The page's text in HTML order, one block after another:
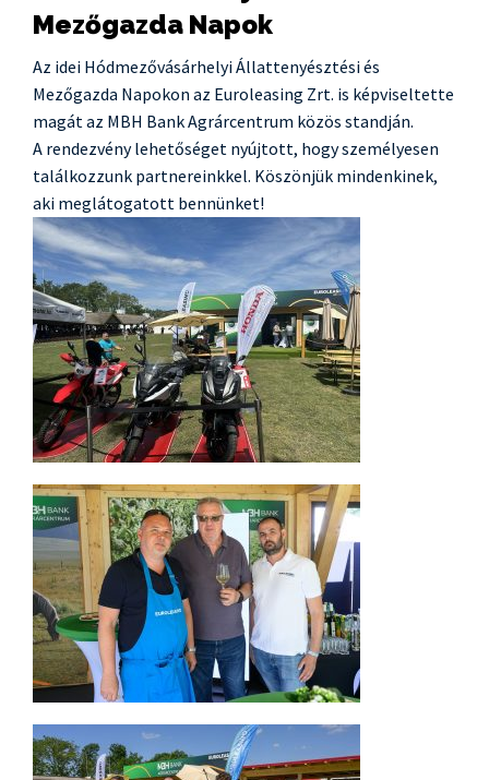
Mezőgazda Napok
Az idei Hódmezővásárhelyi Állattenyésztési és
Mezőgazda Napokon az Euroleasing Zrt. is képviseltette
magát az MBH Bank Agrárcentrum közös standján.
A rendezvény lehetőséget nyújtott, hogy személyesen
találkozzunk partnereinkkel. Köszönjük mindenkinek,
aki meglátogatott bennünket!